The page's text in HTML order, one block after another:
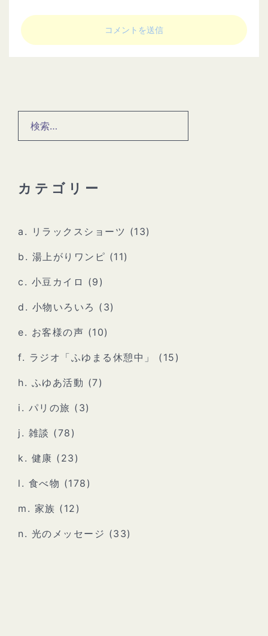
索:
カテゴリー
a. リラックスショーツ (13)
b. 湯上がりワンピ (11)
c. 小豆カイロ (9)
d. 小物いろいろ (3)
e. お客様の声 (10)
f. ラジオ「ふゆまる休憩中」 (15)
h. ふゆあ活動 (7)
i. パリの旅 (3)
j. 雑談 (78)
k. 健康 (23)
l. 食べ物 (178)
m. 家族 (12)
n. 光のメッセージ (33)